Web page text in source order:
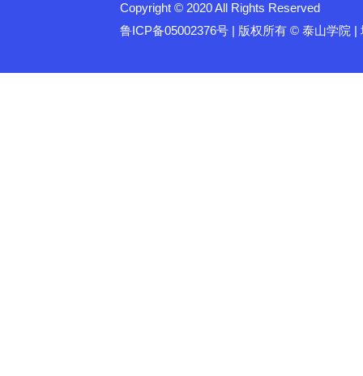
Copyright © 2020 All Rights Reserved
鲁ICP备05002376号 | 版权所有 © 泰山学院 |